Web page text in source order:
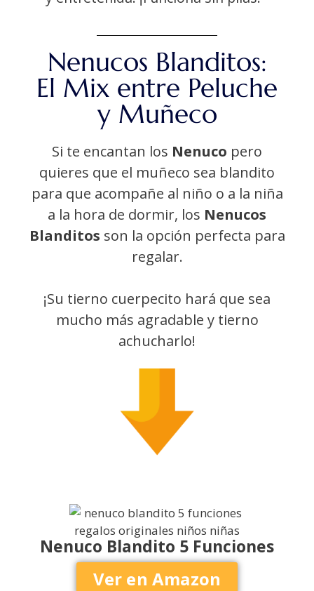
Nenucos Blanditos:
El Mix entre Peluche
y Muñeco
Si te encantan los Nenuco pero
quieres que el muñeco sea blandito
para que acompañe al niño o a la niña
a la hora de dormir, los Nenucos
Blanditos son la opción perfecta para
regalar.
¡Su tierno cuerpecito hará que sea
mucho más agradable y tierno
achucharlo!
Nenuco Blandito 5 Funciones
Ver en Amazon